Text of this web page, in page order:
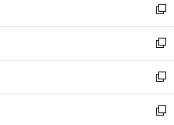
ド
ウ
で
開
く
ィ
ン
ド
ウ
で
開
く
い
ウ
ィ
ン
ド
ウ
で
新
し
い
ウ
ィ
ン
ド
新
し
い
ウ
ィ
新
し
い
新